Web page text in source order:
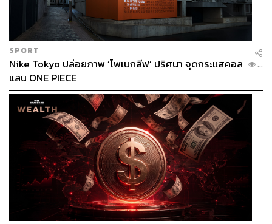
SPORT
Nike Tokyo ปล่อยภาพ ‘โพเนกลีฟ’ ปริศนา จุดกระแสคอล
แลบ ONE PIECE
...